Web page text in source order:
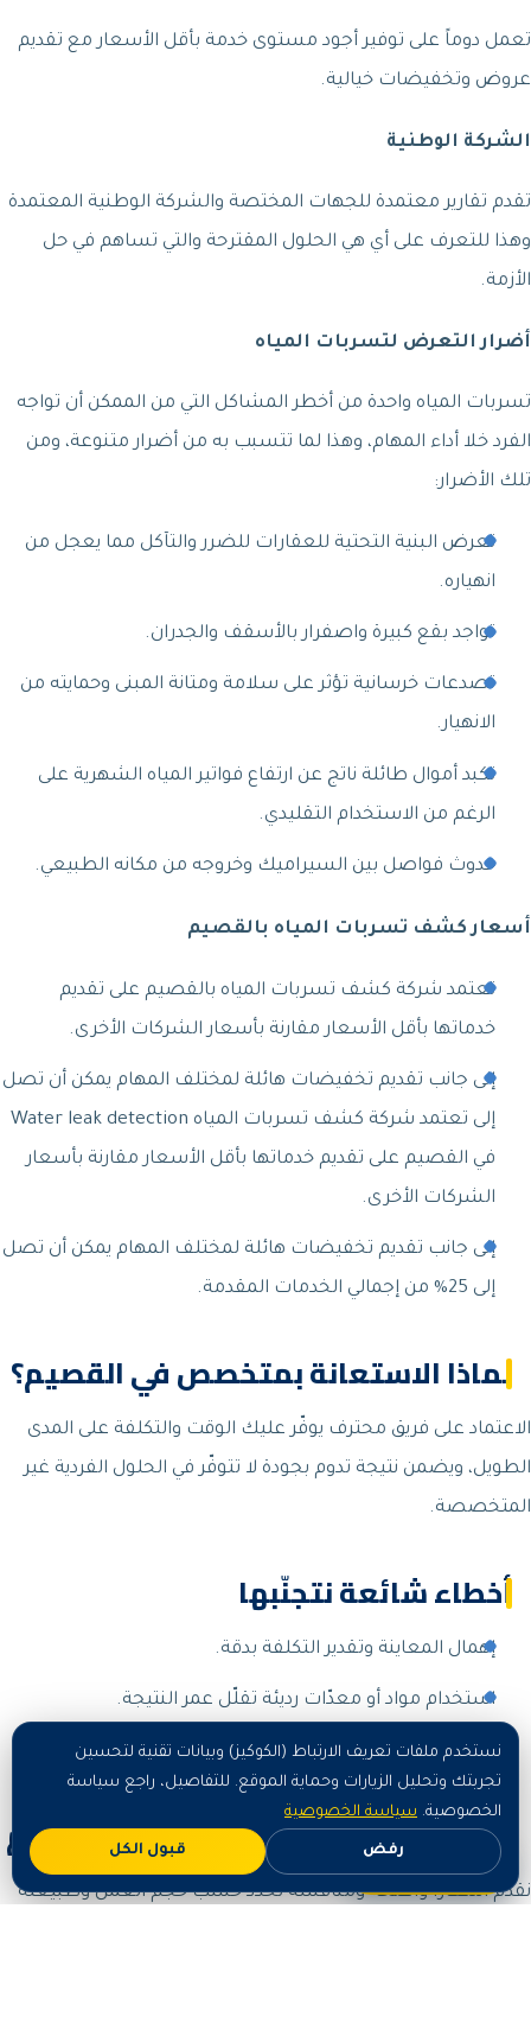
تعمل دوماً على توفير أجود مستوى خدمة بأقل الأسعار مع تقديم
عروض وتخفيضات خيالية.
الشركة الوطنية
تقدم تقارير معتمدة للجهات المختصة والشركة الوطنية المعتمدة
وهذا للتعرف على أي هي الحلول المقترحة والتي تساهم في حل
الأزمة.
أضرار التعرض لتسربات المياه
تسربات المياه واحدة من أخطر المشاكل التي من الممكن أن تواجه
الفرد خلا أداء المهام، وهذا لما تتسبب به من أضرار متنوعة، ومن
تلك الأضرار:
تعرض البنية التحتية للعقارات للضرر والتآكل مما يعجل من
انهياره.
تواجد بقع كبيرة واصفرار بالأسقف والجدران.
تصدعات خرسانية تؤثر على سلامة ومتانة المبنى وحمايته من
الانهيار.
تكبد أموال طائلة ناتج عن ارتفاع فواتير المياه الشهرية على
الرغم من الاستخدام التقليدي.
حدوث فواصل بين السيراميك وخروجه من مكانه الطبيعي.
أسعار كشف تسربات المياه بالقصيم
تعتمد شركة كشف تسربات المياه بالقصيم على تقديم
خدماتها بأقل الأسعار مقارنة بأسعار الشركات الأخرى.
إلى جانب تقديم تخفيضات هائلة لمختلف المهام يمكن أن تصل
إلى تعتمد شركة كشف تسربات المياه Water leak detection
في القصيم على تقديم خدماتها بأقل الأسعار مقارنة بأسعار
الشركات الأخرى.
إلى جانب تقديم تخفيضات هائلة لمختلف المهام يمكن أن تصل
إلى 25% من إجمالي الخدمات المقدمة.
لماذا الاستعانة بمتخصص في القصيم؟
الاعتماد على فريق محترف يوفّر عليك الوقت والتكلفة على المدى
الطويل، ويضمن نتيجة تدوم بجودة لا تتوفّر في الحلول الفردية غير
المتخصصة.
أخطاء شائعة نتجنّبها
إهمال المعاينة وتقدير التكلفة بدقة.
استخدام مواد أو معدّات رديئة تقلّل عمر النتيجة.
عدم تقديم ضمان على العمل.
أسعار كشف تسربات المياه في القصيم
نقدّم أسعاراً واضحة ومنافسة تُحدَّد حسب حجم العمل وطبيعته
اطلب الآن
نستخدم ملفات تعريف الارتباط (الكوكيز) وبيانات تقنية لتحسين
تجربتك وتحليل الزيارات وحماية الموقع. للتفاصيل، راجع سياسة
الخصوصية. سياسة الخصوصية
رفض قبول الكل